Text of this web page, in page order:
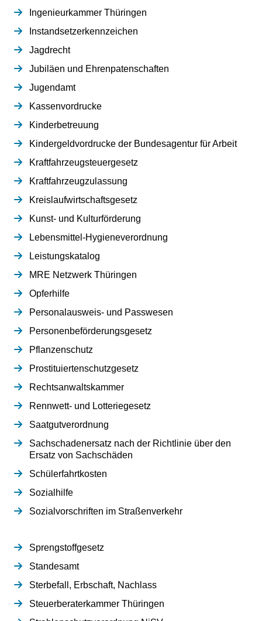
Ingenieurkammer Thüringen
Instandsetzerkennzeichen
Jagdrecht
Jubiläen und Ehrenpatenschaften
Jugendamt
Kassenvordrucke
Kinderbetreuung
Kindergeldvordrucke der Bundesagentur für Arbeit
Kraftfahrzeugsteuergesetz
Kraftfahrzeugzulassung
Kreislaufwirtschaftsgesetz
Kunst- und Kulturförderung
Lebensmittel-Hygieneverordnung
Leistungskatalog
MRE Netzwerk Thüringen
Opferhilfe
Personalausweis- und Passwesen
Personenbeförderungsgesetz
Pflanzenschutz
Prostituiertenschutzgesetz
Rechtsanwaltskammer
Rennwett- und Lotteriegesetz
Saatgutverordnung
Sachschadenersatz nach der Richtlinie über den
Ersatz von Sachschäden
Schülerfahrtkosten
Sozialhilfe
Sozialvorschriften im Straßenverkehr
Sprengstoffgesetz
Standesamt
Sterbefall, Erbschaft, Nachlass
Steuerberaterkammer Thüringen